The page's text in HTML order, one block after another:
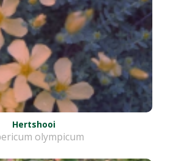
Hertshooi
olympicum